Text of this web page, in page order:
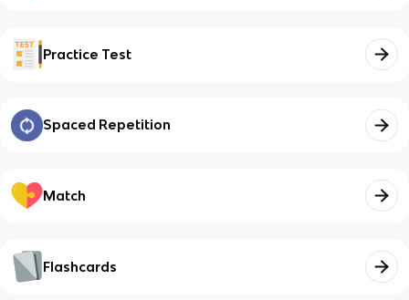
Practice Test
Spaced Repetition
Match
Flashcards